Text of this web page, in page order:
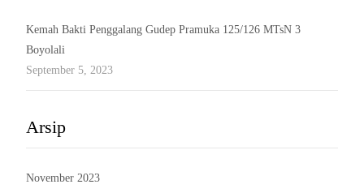
Kemah Bakti Penggalang Gudep Pramuka 125/126 MTsN 3
Boyolali
September 5, 2023
Arsip
November 2023